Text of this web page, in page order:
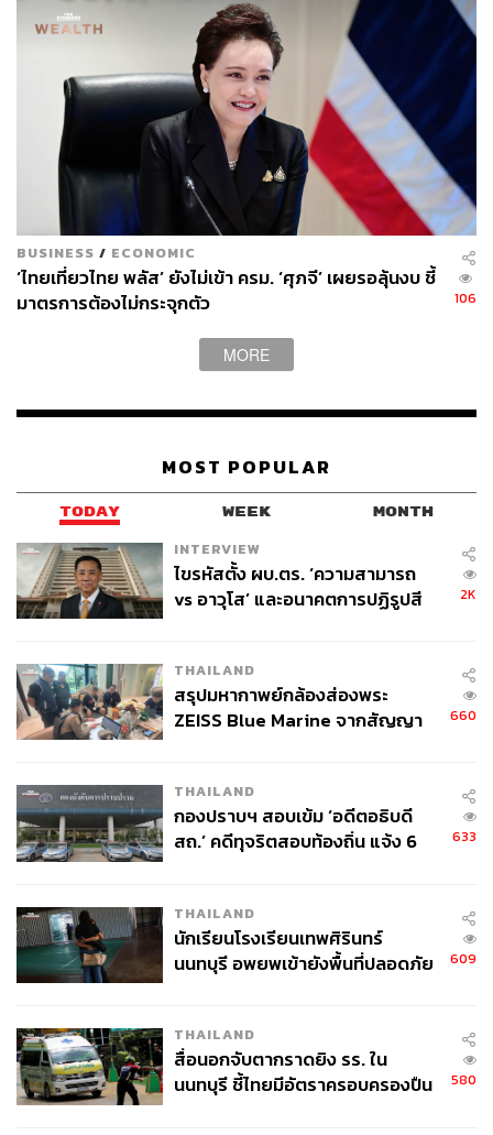
ขนาดมหาศาล โดยเฉพาะโซลาร์ พร้อมย้ำว่า หากมองเชิง
ฟิสิกส์ พลังงานเกือบทั้งหมดในระบบสุริยะล้วนมาจากดวง
ในมุมมองของเขา พลังงานแสงอาทิตย์คือแหล่งพลังงานหลัก
ของโลกอนาคตอย่างแท้จริง
AI ในอวกาศ: แนวคิดที่เริ่มจริงจัง
หนึ่งในแนวคิดที่ถูกพูดถึงมาก คือการสร้าง ศูนย์ประมวลผล
AI ในอวกาศ
Musk ระบุว่า SpaceX มีแผนปล่อยดาวเทียม AI ที่ใช้พลังงาน
ต้นทุนการวาง AI ที่ต่ำที่สุดอาจไม่ใช่บนโลกอีกต่อไป
อวกาศมีพื้นที่ไม่จำกัด ไม่แย่งทรัพยากรบนโลก และสามารถ
ขยายกำลังการผลิตพลังงานได้ในระดับที่โลกไม่เคยมีมาก่อน
มัสก์ปิดฉากการขึ้นเวทีดาวอสครั้งแรกด้วยถ้อยคำเชิญชวน
ให้มองโลกในแง่ดี
คนมองอนาคตด้วยความหวัง และรู้สึกตื่นเต้นกับสิ่งที่กำลังจะ
มาถึง” มัสก์กล่าว
“การเป็นคนมองโลกในแง่ดีแล้วผิด ยังดีกว่าเป็นคนมองโลก
TAGS: Davos พลังงาน
BlackRock
ปัญญาประดิษฐ์ (Artificial intelligence - AI)
World Economic Forum 2026
World Economic Forum
Europe
BUSINESS / ECONOMIC
‘ไทยเที่ยวไทย พลัส’ ยังไม่เข้า ครม. ‘ศุภจี’ เผยรอลุ้นงบ ชี้
มาตรการต้องไม่กระจุกตัว
106
MORE
MOST POPULAR
TODAY WEEK MONTH
INTERVIEW
ไขรหัสตั้ง ผบ.ตร. ‘ความสามารถ
vs อาวุโส’ และอนาคตการปฏิรูปสี
2K
THAILAND
สรุปมหากาพย์กล้องส่องพระ
ZEISS Blue Marine จากสัญญา
จ่ายหนี้-แอบระบุแบรนด์
660
THAILAND
กองปราบฯ สอบเข้ม ‘อดีตอธิบดี
สถ.’ คดีทุจริตสอบท้องถิ่น แจ้ง 6
633
THAILAND
นักเรียนโรงเรียนเทพศิรินทร์
นนทบุรี อพยพเข้ายังพื้นที่ปลอดภัย
609
THAILAND
สื่อนอกจับตากราดยิง รร. ใน
นนทบุรี ชี้ไทยมีอัตราครอบครองปืน
580